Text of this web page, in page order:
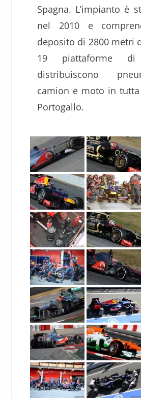
Spagna. L’impianto è
nel 2010 e
deposito di 2800 metri
19 piattaforme
distribuiscono
camion e moto in
Portogallo.